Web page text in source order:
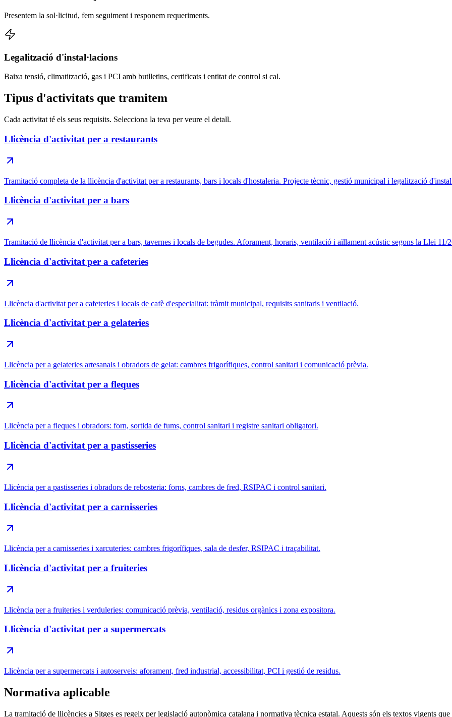
Presentem la sol·licitud, fem seguiment i responem requeriments.
Legalització d'instal·lacions
Baixa tensió, climatització, gas i PCI amb butlletins, certificats i entitat de control si cal.
Tipus d'activitats que tramitem
Cada activitat té els seus requisits. Selecciona la teva per veure el detall.
Llicència d'activitat per a restaurants
Tramitació completa de la llicència d'activitat per a restaurants, bars i locals d'hostaleria. Projecte tècnic, gestió municipal i legalització
Llicència d'activitat per a bars
Tramitació de llicència d'activitat per a bars, tavernes i locals de begudes. Aforament, horaris, ventilació i aïllament acústic segons la Llei 11/
Llicència d'activitat per a cafeteries
Llicència d'activitat per a cafeteries i locals de cafè d'especialitat: tràmit municipal, requisits sanitaris i ventilació.
Llicència d'activitat per a gelateries
Llicència per a gelateries artesanals i obradors de gelat: cambres frigorífiques, control sanitari i comunicació prèvia.
Llicència d'activitat per a fleques
Llicència per a fleques i obradors: forn, sortida de fums, control sanitari i registre sanitari obligatori.
Llicència d'activitat per a pastisseries
Llicència per a pastisseries i obradors de rebosteria: forns, cambres de fred, RSIPAC i control sanitari.
Llicència d'activitat per a carnisseries
Llicència per a carnisseries i xarcuteries: cambres frigorífiques, sala de desfer, RSIPAC i traçabilitat.
Llicència d'activitat per a fruiteries
Llicència per a fruiteries i verduleries: comunicació prèvia, ventilació, residus orgànics i zona expositora.
Llicència d'activitat per a supermercats
Llicència per a supermercats i autoserveis: aforament, fred industrial, accessibilitat, PCI i gestió de residus.
Normativa aplicable
La tramitació de llicències a Sitges es regeix per legislació autonòmica catalana i normativa tècnica estatal. Aquests són els textos vigents